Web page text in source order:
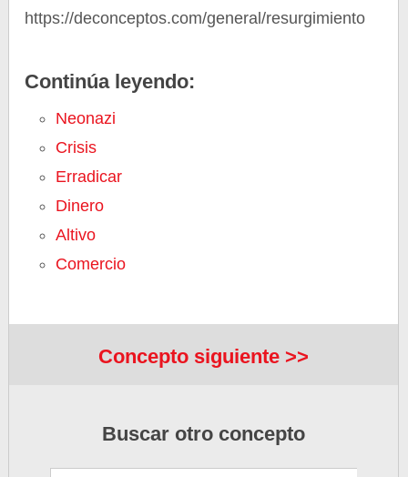
https://deconceptos.com/general/resurgimiento
Continúa leyendo:
Neonazi
Crisis
Erradicar
Dinero
Altivo
Comercio
Concepto siguiente >>
Buscar otro concepto